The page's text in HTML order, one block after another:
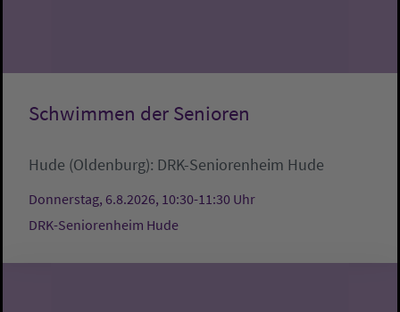
Schwimmen der Senioren
Hude (Oldenburg): DRK-Seniorenheim Hude
Donnerstag, 6.8.2026, 10:30-11:30 Uhr
DRK-Seniorenheim Hude